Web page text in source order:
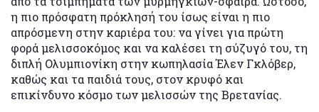
η πιο πρόσφατη πρόκλησή του ίσως είναι η πιο
απρόσμενη στην καριέρα του: να γίνει για πρώτη
φορά μελισσοκόμος και να καλέσει τη σύζυγό του, τη
διπλή Ολυμπιονίκη στην κωπηλασία Έλεν Γκλόβερ,
καθώς και τα παιδιά τους, στον κρυφό και
επικίνδυνο κόσμο των μελισσών της Βρετανίας.